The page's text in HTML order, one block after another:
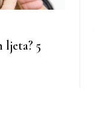
ljeta? 5